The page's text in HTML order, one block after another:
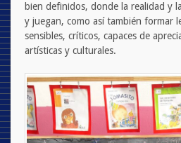
bien definidos, donde la realidad y
y juegan, como así también formar
sensibles, críticos, capaces de
artísticas y culturales.